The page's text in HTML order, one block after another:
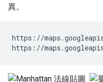
異。
https://
https://